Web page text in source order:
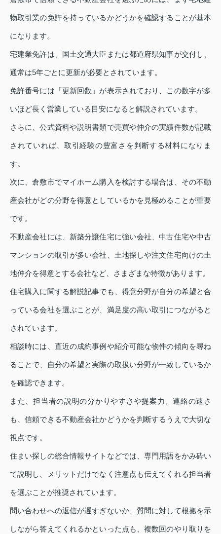
物取引業の免許を持っているかどうかを確認することが基本
になります。
宅建業免許は、国土交通大臣または都道府県知事が交付し、
通常は5年ごとに更新が必要とされています。
免許番号には「更新回数」が表示されており、この数字が多
いほど長く営業している目安になると解説されています。
さらに、公式資料や説明書類で売買や仲介の実績件数が記載
されていれば、取引経験の豊富さを判断する材料になりま
す。
次に、倉敷市でマイホーム購入を検討する場合は、その不動
産会社がどの分野を得意としているかを見極めることが重要
です。
不動産会社には、新築分譲住宅に強い会社、中古住宅や中古
マンションの取引が多い会社、土地探しや注文住宅向けの土
地仲介を得意とする会社など、さまざまな特徴があります。
住宅購入に関する解説記事でも、得意分野が自分の希望と合
っている会社を選ぶことが、満足度の高い取引につながると
されています。
相談時には、直近の成約事例や紹介可能な物件の傾向を尋ね
ることで、自分の希望と実際の取扱い分野が一致しているか
を確認できます。
また、担当者の説明の分かりやすさや提案力、連絡の速さ
も、信頼できる不動産会社かどうかを判断するうえで大切な
視点です。
住まい探しの総合情報サイトなどでは、専門用語をかみ砕い
て説明し、メリットだけでなく注意点も伝えてくれる担当者
を選ぶことが推奨されています。
問い合わせへの返信が遅すぎないか、質問に対して根拠を示
しながら答えてくれるかといった点も、複数回のやり取りを